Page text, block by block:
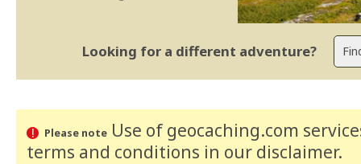
Looking for a different adventure?
Please noteUse of geocaching.com
terms and conditions in our disclaimer.